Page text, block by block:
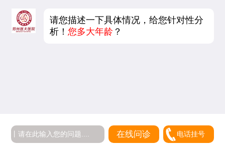
请您描述一下具体情况，给您针对性分
析！您多大年龄 ？
在线问诊 电话挂号